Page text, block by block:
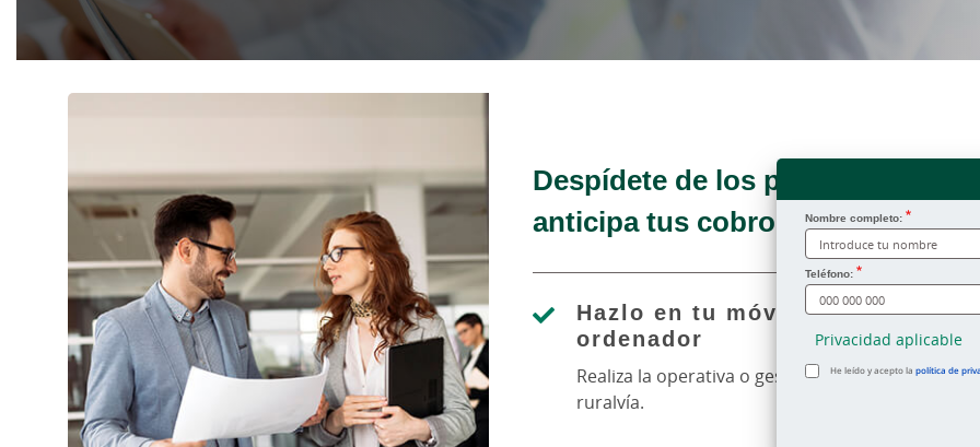
Nombre completo:
¿Cómo te llamas?
Teléfono:
Privacidad aplicable
He leído y acepto la política de
Despídete de los problemas de
anticipa tus cobros de forma
Hazlo en tu móvil u
ordenador
Realiza la operativa o gestión desde
ruralvía.